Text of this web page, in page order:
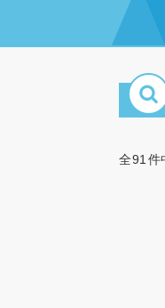
全91